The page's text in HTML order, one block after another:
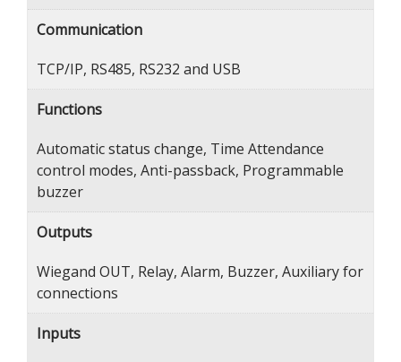
Communication
TCP/IP, RS485, RS232 and USB
Functions
Automatic status change, Time Attendance
control modes, Anti-passback, Programmable
buzzer
Outputs
Wiegand OUT, Relay, Alarm, Buzzer, Auxiliary for
connections
Inputs